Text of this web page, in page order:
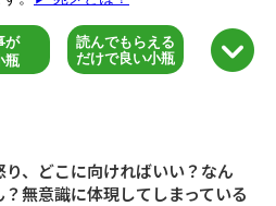
が
瓶
読んでもらえる
だけで良い小瓶
、どこに向ければいい？なん
無意識に体現してしまっている